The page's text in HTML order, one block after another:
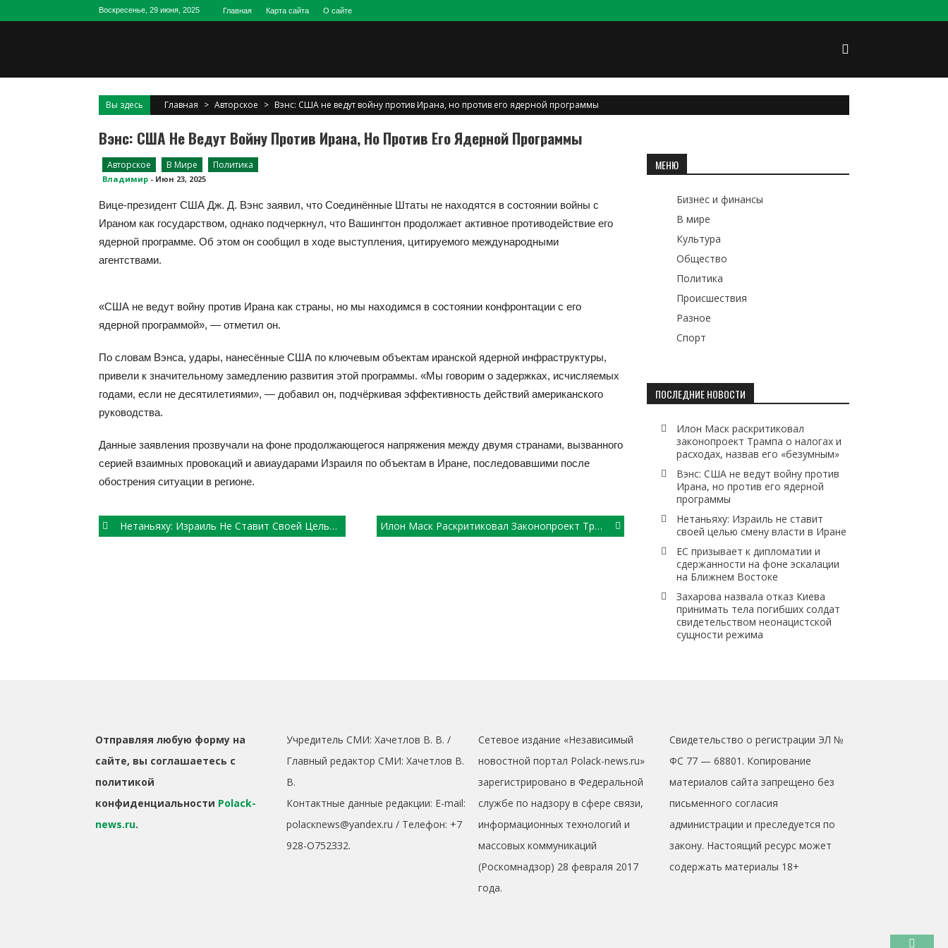
Воскресенье, 29 июня, 2025 Главная Карта сайта О сайте
Вы здесь Главная > Авторское > Вэнс: США не ведут войну против Ирана, но против его ядерной программы
Вэнс: США Не Ведут Войну Против Ирана, Но Против Его Ядерной Программы
Авторское В Мире Политика
Владимир - Июн 23, 2025
Вице-президент США Дж. Д. Вэнс заявил, что Соединённые Штаты не находятся в состоянии войны с
Ираном как государством, однако подчеркнул, что Вашингтон продолжает активное противодействие его
ядерной программе. Об этом он сообщил в ходе выступления, цитируемого международными
агентствами.
«США не ведут войну против Ирана как страны, но мы находимся в состоянии конфронтации с его
ядерной программой», — отметил он.
По словам Вэнса, удары, нанесённые США по ключевым объектам иранской ядерной инфраструктуры,
привели к значительному замедлению развития этой программы. «Мы говорим о задержках, исчисляемых
годами, если не десятилетиями», — добавил он, подчёркивая эффективность действий американского
руководства.
Данные заявления прозвучали на фоне продолжающегося напряжения между двумя странами, вызванного
серией взаимных провокаций и авиаударами Израиля по объектам в Иране, последовавшими после
обострения ситуации в регионе.
PostНетаньяху: Израиль Не Ставит Своей Целью Смену Власти В Иране Илон Маск Раскритиковал Законопроект Трампа О Налогах И Расходах, Назвав Его «безумным»
МЕНЮ
Бизнес и финансы
В мире
Культура
Общество
Политика
Происшествия
Разное
Спорт
ПОСЛЕДНИЕ НОВОСТИ
Илон Маск раскритиковал
законопроект Трампа о налогах и
расходах, назвав его «безумным»
Вэнс: США не ведут войну против
Ирана, но против его ядерной
программы
Нетаньяху: Израиль не ставит
своей целью смену власти в Иране
ЕС призывает к дипломатии и
сдержанности на фоне эскалации
на Ближнем Востоке
Захарова назвала отказ Киева
принимать тела погибших солдат
свидетельством неонацистской
сущности режима
Отправляя любую форму на
сайте, вы соглашаетесь с
политикой
конфиденциальности Polack-
news.ru.
Учредитель СМИ: Хaчeтлoв B. B. /
Главный редактор СМИ: Хaчeтлoв B.
B.
Контактные данные редакции: E-mail:
polacкnews@yandex.ru / Телефон: +7
928-O752ЗЗ2.
Сетевое издание «Независимый
новостной портал Polack-news.ru»
зарегистрировано в Федеральной
службе по надзору в сфере связи,
информационных технологий и
массовых коммуникаций
(Роскомнадзор) 28 февраля 2017
года.
Свидетельство о регистрации ЭЛ №
ФС 77 — 68801. Копирование
материалов сайта запрещено без
письменного согласия
администрации и преследуется по
закону. Настоящий ресурс может
содержать материалы 18+